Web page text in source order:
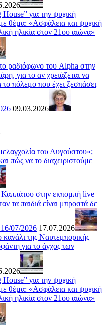
για την ψυχική
θέμα: «Ασφάλεια και ψυχική
ηλικία στον 21ου αιώνα»
ραδιόφωνο του Alpha στην
για το αν χρειάζεται να
πόλεμο που έχει ξεσπάσει
09.03.2026
του Αυγούστου»;
πώς να το διαχειριστούμε
στην εκπομπή live
τα παιδιά είναι μπροστά δε
16/07/2026 17.07.2026
της Ναυτεμπορικής
για το άγχος των
για την ψυχική
θέμα: «Ασφάλεια και ψυχική
ηλικία στον 21ου αιώνα»